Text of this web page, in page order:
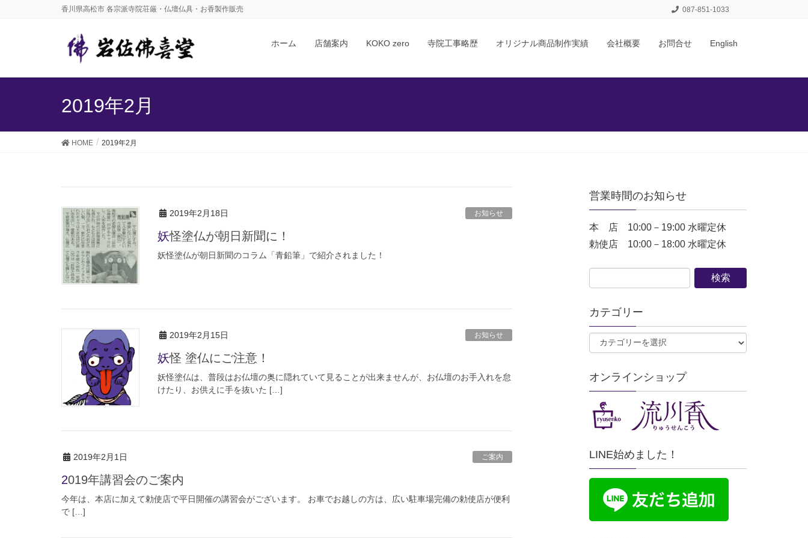
香川県高松市 各宗派寺院荘厳・仏壇仏具・お香製作販売 087-851-1033
ホーム 店舗案内 KOKO zero 寺院工事略歴 オリジナル商品制作実績 会社概要 お問合せ English
2019年2月
HOME 2019年2月
2019年2月18日 お知らせ
妖怪塗仏が朝日新聞に！
妖怪塗仏が朝日新聞のコラム「青鉛筆」で紹介されました！
2019年2月15日 お知らせ
妖怪 塗仏にご注意！
妖怪塗仏は、普段はお仏壇の奥に隠れていて見ることが出来ませんが、お仏壇のお手入れを怠
けたり、お供えに手を抜いた […]
2019年2月1日 ご案内
2019年講習会のご案内
今年は、本店に加えて勅使店で平日開催の講習会がございます。 お車でお越しの方は、広い駐車場完備の勅使店が便利
で […]
営業時間のお知らせ
本 店 10:00－19:00 水曜定休
勅使店 10:00－18:00 水曜定休
カテゴリー
オンラインショップ
LINE始めました！